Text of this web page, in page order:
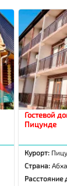
Гостевой
Пицунде
Курорт:
Страна:
Расстояние